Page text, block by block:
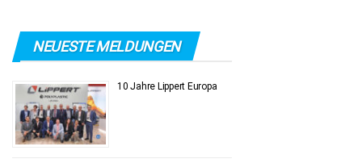
NEUESTE MELDUNGEN
10 Jahre Lippert Europa